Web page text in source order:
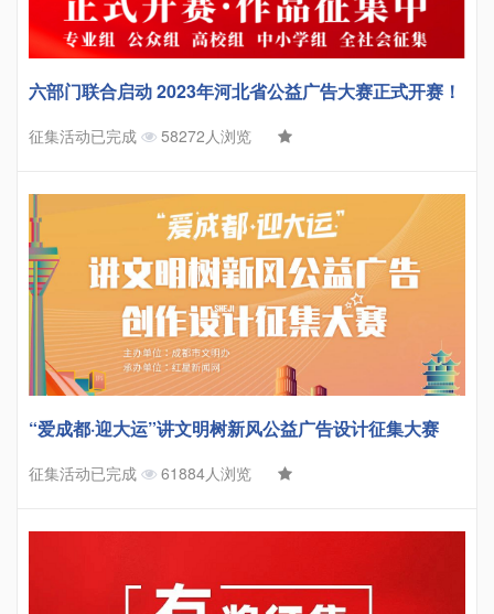
六部门联合启动 2023年河北省公益广告大赛正式开赛！
征集活动已完成 58272人浏览
“爱成都·迎大运”讲文明树新风公益广告设计征集大赛
征集活动已完成 61884人浏览